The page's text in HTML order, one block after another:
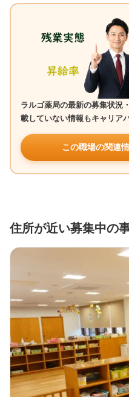
ラルゴ薬局の最新の募集状況
載していない情報もキャリア
この職場の関連
住所が近い募集中の